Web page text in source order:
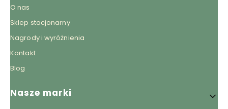
O nas
Sklep stacjonarny
Nagrody i wyróżnienia
Kontakt
Blog
Nasze marki